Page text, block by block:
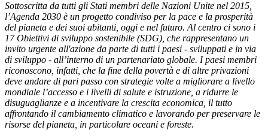
Sottoscritta da tutti gli Stati membri delle Nazioni Unite nel 2015,
l’Agenda 2030 è un progetto condiviso per la pace e la prosperità
del pianeta e dei suoi abitanti, oggi e nel futuro. Al centro ci sono i
17 Obiettivi di sviluppo sostenibile (SDG), che rappresentano un
invito urgente all'azione da parte di tutti i paesi - sviluppati e in via
di sviluppo - all’interno di un partenariato globale. I paesi membri
riconoscono, infatti, che la fine della povertà e di altre privazioni
deve andare di pari passo con strategie volte a migliorare a livello
mondiale l’accesso e i livelli di salute e istruzione, a ridurre le
disuguaglianze e a incentivare la crescita economica, il tutto
affrontando il cambiamento climatico e lavorando per preservare le
risorse del pianeta, in particolare oceani e foreste.